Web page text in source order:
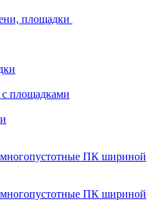
площадки
площадками
ПК шириной
ПК шириной